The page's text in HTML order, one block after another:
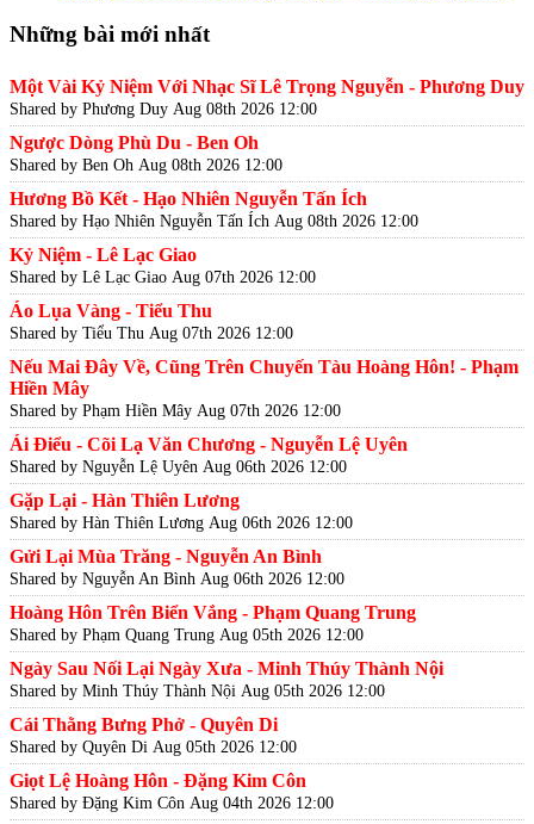
Những bài mới nhất
Một Vài Kỷ Niệm Với Nhạc Sĩ Lê Trọng Nguyễn - Phương Duy
Shared by Phương Duy Aug 08th 2026 12:00
Ngược Dòng Phù Du - Ben Oh
Shared by Ben Oh Aug 08th 2026 12:00
Hương Bồ Kết - Hạo Nhiên Nguyễn Tấn Ích
Shared by Hạo Nhiên Nguyễn Tấn Ích Aug 08th 2026 12:00
Kỷ Niệm - Lê Lạc Giao
Shared by Lê Lạc Giao Aug 07th 2026 12:00
Áo Lụa Vàng - Tiểu Thu
Shared by Tiểu Thu Aug 07th 2026 12:00
Nếu Mai Đây Về, Cũng Trên Chuyến Tàu Hoàng Hôn! - Phạm
Hiền Mây
Shared by Phạm Hiền Mây Aug 07th 2026 12:00
Ái Điểu - Cõi Lạ Văn Chương - Nguyễn Lệ Uyên
Shared by Nguyễn Lệ Uyên Aug 06th 2026 12:00
Gặp Lại - Hàn Thiên Lương
Shared by Hàn Thiên Lương Aug 06th 2026 12:00
Gửi Lại Mùa Trăng - Nguyễn An Bình
Shared by Nguyễn An Bình Aug 06th 2026 12:00
Hoàng Hôn Trên Biển Vắng - Phạm Quang Trung
Shared by Phạm Quang Trung Aug 05th 2026 12:00
Ngày Sau Nối Lại Ngày Xưa - Minh Thúy Thành Nội
Shared by Minh Thúy Thành Nội Aug 05th 2026 12:00
Cái Thằng Bưng Phở - Quyên Di
Shared by Quyên Di Aug 05th 2026 12:00
Giọt Lệ Hoàng Hôn - Đặng Kim Côn
Shared by Đặng Kim Côn Aug 04th 2026 12:00